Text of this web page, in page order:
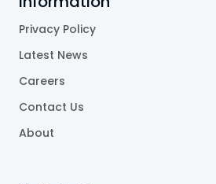
Privacy Policy
Latest News
Careers
Contact Us
About